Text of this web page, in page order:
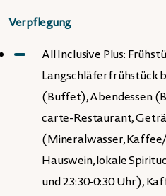
Verpflegung
All Inclusive Plus:
Langschläferfrühstück
(Buffet), Abendessen
carte-Restaurant,
(Mineralwasser,
Hauswein, lokale
und 23:30-0:30 Uhr),